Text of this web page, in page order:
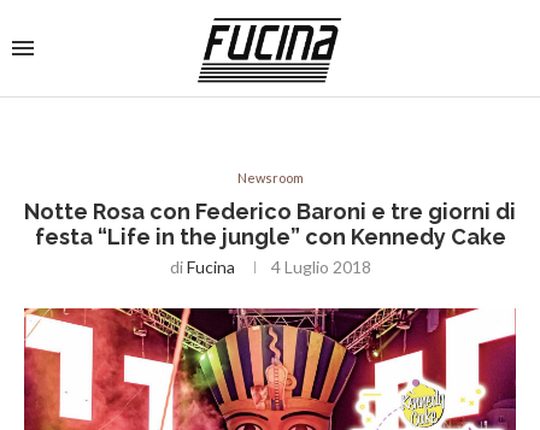
Newsroom
Notte Rosa con Federico Baroni e tre giorni di
festa “Life in the jungle” con Kennedy Cake
diFucina 4 Luglio 2018